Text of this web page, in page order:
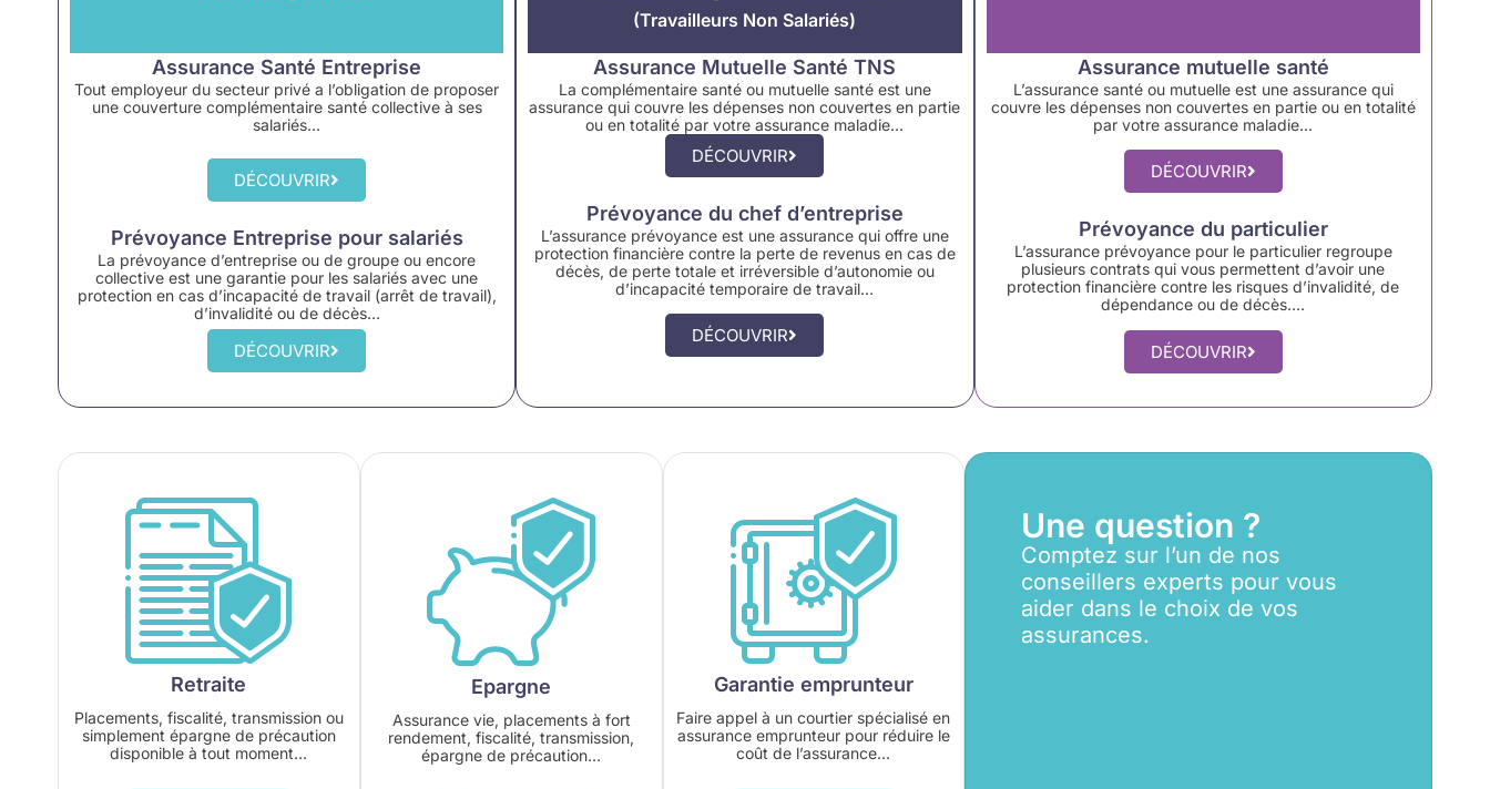
Assurance Santé Entreprise
Tout employeur du secteur privé a l’obligation de proposer
une couverture complémentaire santé collective à ses
salariés…
DÉCOUVRIR
Prévoyance Entreprise pour salariés
La prévoyance d’entreprise ou de groupe ou encore
collective est une garantie pour les salariés avec une
protection en cas d’incapacité de travail (arrêt de travail),
d’invalidité ou de décès…
DÉCOUVRIR
(Travailleurs Non Salariés)
Assurance Mutuelle Santé TNS
La complémentaire santé ou mutuelle santé est une
assurance qui couvre les dépenses non couvertes en partie
ou en totalité par votre assurance maladie…
DÉCOUVRIR
Prévoyance du chef d’entreprise
L’assurance prévoyance est une assurance qui offre une
protection financière contre la perte de revenus en cas de
décès, de perte totale et irréversible d’autonomie ou
d’incapacité temporaire de travail…
DÉCOUVRIR
Assurance mutuelle santé
L’assurance santé ou mutuelle est une assurance qui
couvre les dépenses non couvertes en partie ou en totalité
par votre assurance maladie…
DÉCOUVRIR
Prévoyance du particulier
L’assurance prévoyance pour le particulier regroupe
plusieurs contrats qui vous permettent d’avoir une
protection financière contre les risques d’invalidité, de
dépendance ou de décès….
DÉCOUVRIR
Retraite
Placements, fiscalité, transmission ou
simplement épargne de précaution
disponible à tout moment…
Epargne
Assurance vie, placements à fort
rendement, fiscalité, transmission,
épargne de précaution…
Garantie emprunteur
Faire appel à un courtier spécialisé en
assurance emprunteur pour réduire le
coût de l’assurance…
Une question ?
Comptez sur l’un de nos
conseillers experts pour vous
aider dans le choix de vos
assurances.